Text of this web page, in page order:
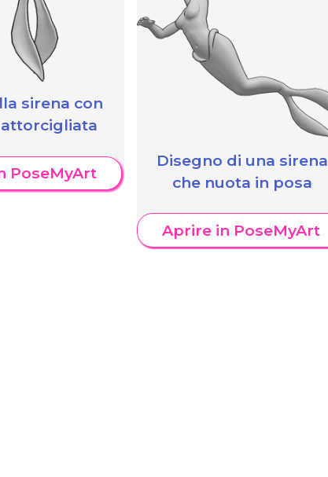
sirena con
PoseMyArt
Disegno di una sirena
che nuota in posa
Aprire in PoseMyArt